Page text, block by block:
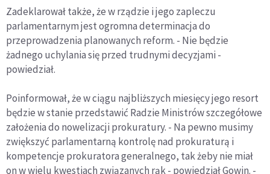
Zadeklarował także, że w rządzie i jego zapleczu
parlamentarnym jest ogromna determinacja do
przeprowadzenia planowanych reform. - Nie będzie
żadnego uchylania się przed trudnymi decyzjami -
powiedział.
Poinformował, że w ciągu najbliższych miesięcy jego resort
będzie w stanie przedstawić Radzie Ministrów szczegółowe
założenia do nowelizacji prokuratury. - Na pewno musimy
zwiększyć parlamentarną kontrolę nad prokuraturą i
kompetencje prokuratora generalnego, tak żeby nie miał
on w wielu kwestiach związanych rąk - powiedział Gowin. -